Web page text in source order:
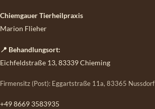
Chiemgauer Tierheilpraxis
Marion Flieher
📍 Behandlungsort:
Eichfeldstraße 13, 83339 Chieming
Firmensitz (Post): Eggartstraße 11a, 83365 Nussdorf
+49 8669 3583935